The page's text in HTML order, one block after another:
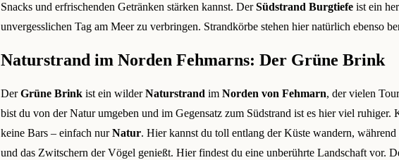
Snacks und erfrischenden Getränken stärken kannst. DerSüdstrand Burgtiefe ist ein
unvergesslichen Tag am Meer zu verbringen. Strandkörbe stehen hier natürlich ebenso
Naturstrand im Norden Fehmarns: Der Grüne Brink
DerGrüne Brink ist ein wilderNaturstrand im Norden von Fehmarn, der vielen
bist du von der Natur umgeben und im Gegensatz zum Südstrand ist es hier viel ruhiger.
keine Bars – einfach nurNatur. Hier kannst du toll entlang der Küste wandern, während
und das Zwitschern der Vögel genießt. Hier findest du eine unberührte Landschaft vor.